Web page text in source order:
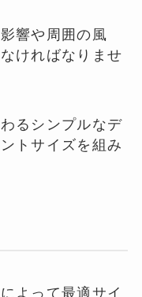
響や周囲の風
ければなりませ
るシンプルなデ
トサイズを組み
よって最適サイ